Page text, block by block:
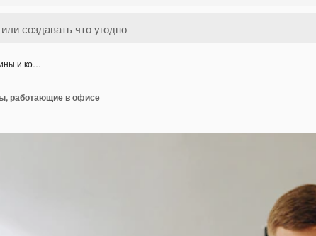
и ко…
работающие в офисе